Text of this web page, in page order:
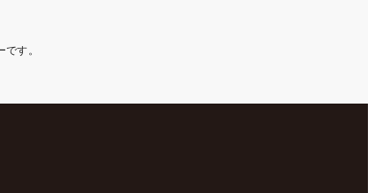
す。